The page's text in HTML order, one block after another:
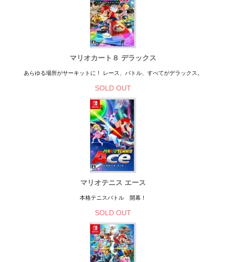
マリオカート８ デラックス
あらゆる場所がサーキットに！ レース、バトル、すべてがデラックス。
SOLD OUT
マリオテニス エース
本格テニスバトル 開幕！
SOLD OUT